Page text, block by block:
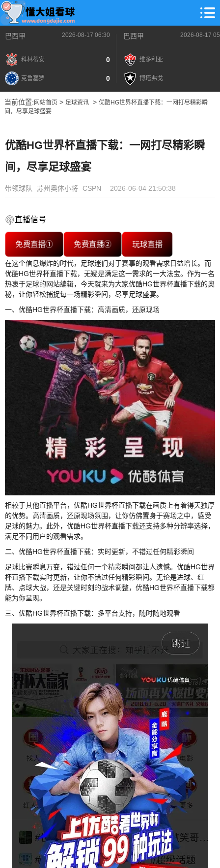
巴西甲 2026-08-17 06:30
科林蒂安 0
克鲁塞罗 0
巴西甲 2026-08-17
维多利亚
博塔弗戈
当前位置: 网站首页> 足球资讯> 优酷HG世界杯直播下载：一网打尽精彩瞬
间，尽享足球盛宴
优酷HG世界杯直播下载：一网打尽精彩瞬
间，尽享足球盛宴
带领球队 苏州奥体小将 CSPN 2026-06-04 21:50:38
直播信号
免费直播① 免费直播② 玩球直播
在这个信息爆炸的时代，足球迷们对于赛事的观看需求日益增长。而
优酷HG世界杯直播下载，无疑是满足这一需求的一大法宝。作为一名
热衷于足球的网站编辑，今天就来为大家优酷HG世界杯直播下载的奥
秘，让你轻松捕捉每一场精彩瞬间，尽享足球盛宴。
一、优酷HG世界杯直播下载：高清画质，还原现场
相较于其他直播平台，优酷HG世界杯直播下载在画质上有着得天独厚
的优势。高清画质，还原现场氛围，让你仿佛置身于赛场之中，感受
足球的魅力。此外，优酷HG世界杯直播下载还支持多种分辨率选择，
满足不同用户的观看需求。
二、优酷HG世界杯直播下载：实时更新，不错过任何精彩瞬间
足球比赛瞬息万变，错过任何一个精彩瞬间都让人遗憾。优酷HG世界
杯直播下载实时更新，让你不错过任何精彩瞬间。无论是进球、红
牌、点球大战，还是关键时刻的战术调整，优酷HG世界杯直播下载都
能为你呈现。
三、优酷HG世界杯直播下载：多平台支持，随时随地观看